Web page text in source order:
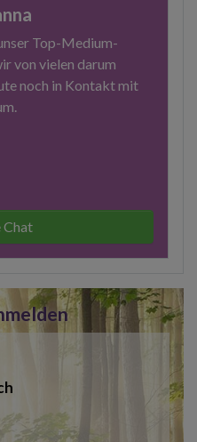
Top-Medium-
von vielen darum
noch in Kontakt mit
Chat